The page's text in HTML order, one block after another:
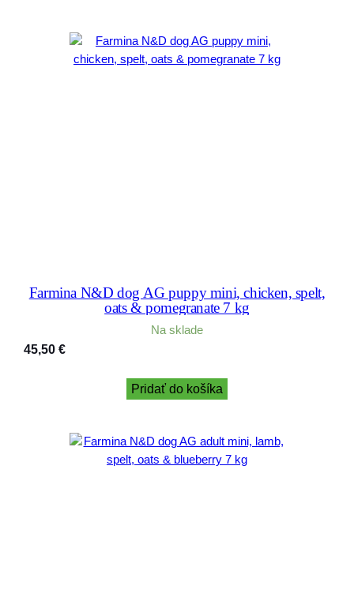
Farmina N&D dog AG puppy mini, chicken, spelt,
oats & pomegranate 7 kg
Na sklade
45,50 €
Pridať do košíka